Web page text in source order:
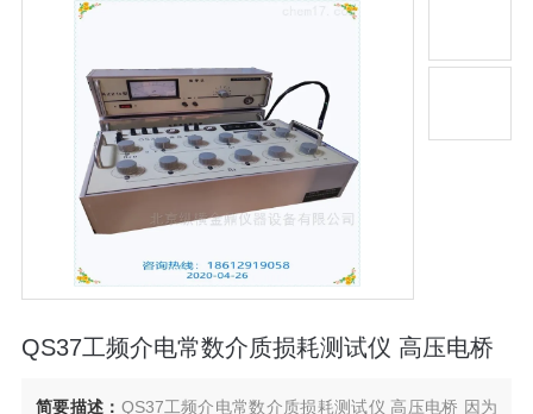
QS37工频介电常数介质损耗测试仪 高压电桥
简要描述： QS37工频介电常数介质损耗测试仪 高压电桥 因为